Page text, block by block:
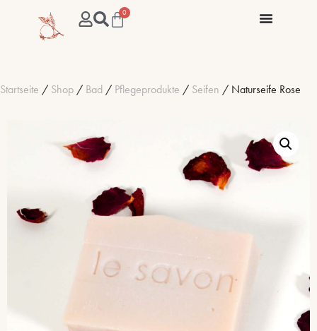
0
Startseite / Shop / Bad / Pflegeprodukte / Seifen / Naturseife Rose